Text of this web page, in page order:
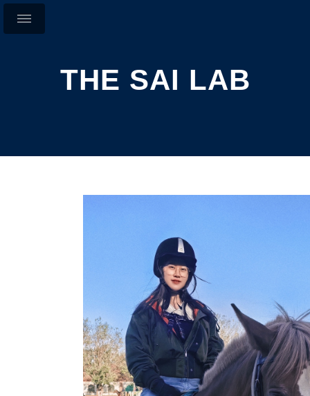
THE SAI LAB